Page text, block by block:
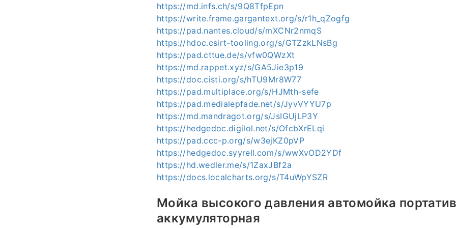
https://md.infs.ch/s/9Q8TfpEpn
https://write.frame.gargantext.org/s/r1h_qZogfg
https://pad.nantes.cloud/s/mXCNr2nmqS
https://hdoc.csirt-tooling.org/s/GTZzkLNsBg
https://pad.cttue.de/s/vfw0QWzXt
https://md.rappet.xyz/s/GA5Jie3p19
https://doc.cisti.org/s/hTU9Mr8W77
https://pad.multiplace.org/s/HJMth-sefe
https://pad.medialepfade.net/s/JyvVYYU7p
https://md.mandragot.org/s/JsIGUjLP3Y
https://hedgedoc.digilol.net/s/OfcbXrELqi
https://pad.ccc-p.org/s/w3ejKZ0pVP
https://hedgedoc.syyrell.com/s/wwXvOD2YDf
https://hd.wedler.me/s/1ZaxJBf2a
https://docs.localcharts.org/s/T4uWpYSZR
Мойка высокого давления автомойка
аккумуляторная